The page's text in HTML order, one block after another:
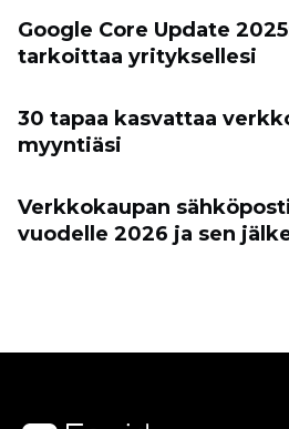
Google Core Update
tarkoittaa yrityksellesi
30 tapaa kasvattaa
myyntiäsi
Verkkokaupan
vuodelle 2026 ja sen